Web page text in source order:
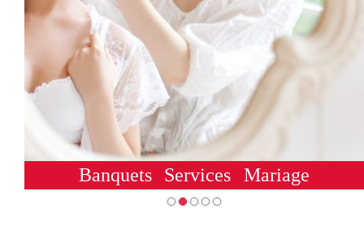
Banquets Services Mariage